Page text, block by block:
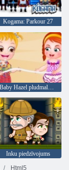
Kogama: Parkour 27
Baby Hazel pludmales ballīte
Inku piedzīvojums
Html5